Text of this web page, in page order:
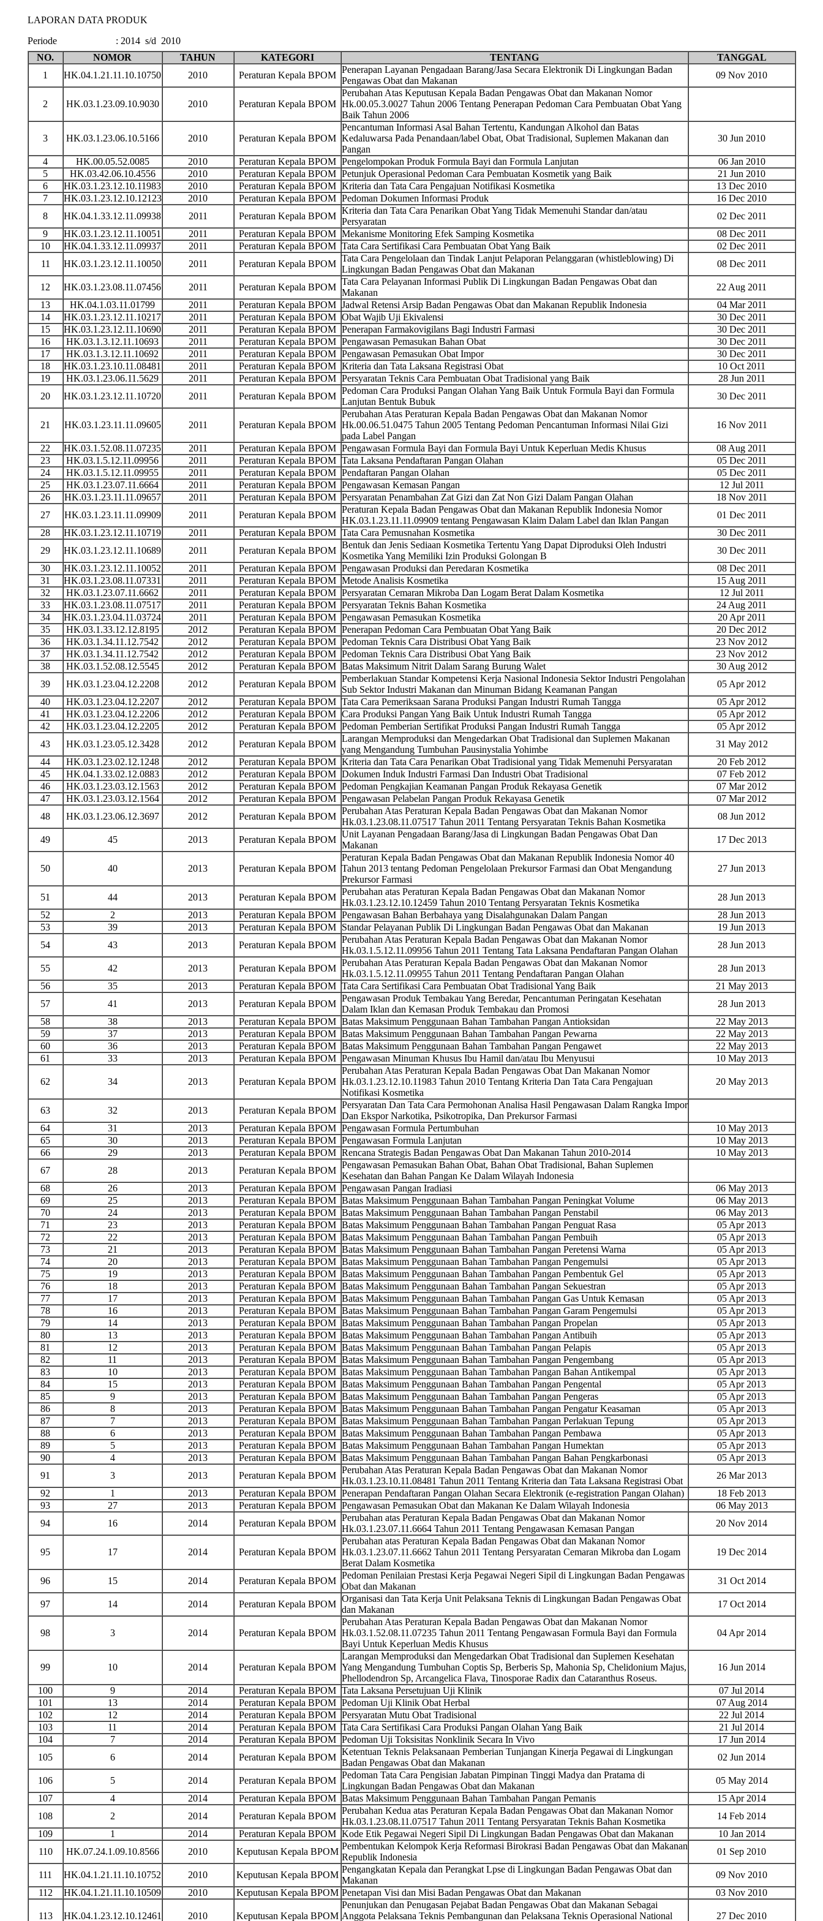
LAPORAN DATA PRODUK
Periode
: 2014 s/d 2010
NO.
NOMOR TAHUN KATEGORI TENTANG
TANGGAL
1
HK.04.1.21.11.10.10750 2010 Peraturan Kepala BPOM
Penerapan Layanan Pengadaan Barang/Jasa Secara Elektronik Di Lingkungan Badan
Pengawas Obat dan Makanan
09 Nov 2010
2 HK.03.1.23.09.10.9030 2010 Peraturan Kepala BPOM
Perubahan Atas Keputusan Kepala Badan Pengawas Obat dan Makanan Nomor
Hk.00.05.3.0027 Tahun 2006 Tentang Penerapan Pedoman Cara Pembuatan Obat Yang
Baik Tahun 2006
3 HK.03.1.23.06.10.5166 2010 Peraturan Kepala BPOM
Pencantuman Informasi Asal Bahan Tertentu, Kandungan Alkohol dan Batas
Kedaluwarsa Pada Penandaan/label Obat, Obat Tradisional, Suplemen Makanan dan
Pangan
30 Jun 2010
4 HK.00.05.52.0085 2010 Peraturan Kepala BPOM Pengelompokan Produk Formula Bayi dan Formula Lanjutan
06 Jan 2010
5
HK.03.42.06.10.4556 2010 Peraturan Kepala BPOM Petunjuk Operasional Pedoman Cara Pembuatan Kosmetik yang Baik
21 Jun 2010
6
HK.03.1.23.12.10.11983 2010 Peraturan Kepala BPOM Kriteria dan Tata Cara Pengajuan Notifikasi Kosmetika
13 Dec 2010
7
HK.03.1.23.12.10.12123 2010 Peraturan Kepala BPOM Pedoman Dokumen Informasi Produk
16 Dec 2010
8
HK.04.1.33.12.11.09938 2011 Peraturan Kepala BPOM
Kriteria dan Tata Cara Penarikan Obat Yang Tidak Memenuhi Standar dan/atau
Persyaratan
02 Dec 2011
9
HK.03.1.23.12.11.10051 2011 Peraturan Kepala BPOM Mekanisme Monitoring Efek Samping Kosmetika
08 Dec 2011
10
HK.04.1.33.12.11.09937 2011 Peraturan Kepala BPOM Tata Cara Sertifikasi Cara Pembuatan Obat Yang Baik
02 Dec 2011
11
HK.03.1.23.12.11.10050 2011 Peraturan Kepala BPOM
Tata Cara Pengelolaan dan Tindak Lanjut Pelaporan Pelanggaran (whistleblowing) Di
Lingkungan Badan Pengawas Obat dan Makanan
08 Dec 2011
12 HK.03.1.23.08.11.07456 2011 Peraturan Kepala BPOM
Tata Cara Pelayanan Informasi Publik Di Lingkungan Badan Pengawas Obat dan
Makanan
22 Aug 2011
13
HK.04.1.03.11.01799 2011 Peraturan Kepala BPOM Jadwal Retensi Arsip Badan Pengawas Obat dan Makanan Republik Indonesia
04 Mar 2011
14
HK.03.1.23.12.11.10217 2011 Peraturan Kepala BPOM Obat Wajib Uji Ekivalensi
30 Dec 2011
15
HK.03.1.23.12.11.10690 2011 Peraturan Kepala BPOM Penerapan Farmakovigilans Bagi Industri Farmasi
30 Dec 2011
16
HK.03.1.3.12.11.10693 2011 Peraturan Kepala BPOM Pengawasan Pemasukan Bahan Obat
30 Dec 2011
17
HK.03.1.3.12.11.10692 2011 Peraturan Kepala BPOM Pengawasan Pemasukan Obat Impor
30 Dec 2011
18
HK.03.1.23.10.11.08481 2011 Peraturan Kepala BPOM Kriteria dan Tata Laksana Registrasi Obat
10 Oct 2011
19
HK.03.1.23.06.11.5629 2011 Peraturan Kepala BPOM Persyaratan Teknis Cara Pembuatan Obat Tradisional yang Baik
28 Jun 2011
20
HK.03.1.23.12.11.10720 2011 Peraturan Kepala BPOM
Pedoman Cara Produksi Pangan Olahan Yang Baik Untuk Formula Bayi dan Formula
Lanjutan Bentuk Bubuk
30 Dec 2011
21 HK.03.1.23.11.11.09605 2011 Peraturan Kepala BPOM
Perubahan Atas Peraturan Kepala Badan Pengawas Obat dan Makanan Nomor
Hk.00.06.51.0475 Tahun 2005 Tentang Pedoman Pencantuman Informasi Nilai Gizi
pada Label Pangan
16 Nov 2011
22 HK.03.1.52.08.11.07235 2011 Peraturan Kepala BPOM Pengawasan Formula Bayi dan Formula Bayi Untuk Keperluan Medis Khusus
08 Aug 2011
23
HK.03.1.5.12.11.09956 2011 Peraturan Kepala BPOM Tata Laksana Pendaftaran Pangan Olahan
05 Dec 2011
24
HK.03.1.5.12.11.09955 2011 Peraturan Kepala BPOM Pendaftaran Pangan Olahan
05 Dec 2011
25
HK.03.1.23.07.11.6664 2011 Peraturan Kepala BPOM Pengawasan Kemasan Pangan
12 Jul 2011
26
HK.03.1.23.11.11.09657 2011 Peraturan Kepala BPOM Persyaratan Penambahan Zat Gizi dan Zat Non Gizi Dalam Pangan Olahan
18 Nov 2011
27
HK.03.1.23.11.11.09909 2011 Peraturan Kepala BPOM
Peraturan Kepala Badan Pengawas Obat dan Makanan Republik Indonesia Nomor
HK.03.1.23.11.11.09909 tentang Pengawasan Klaim Dalam Label dan Iklan Pangan
01 Dec 2011
28
HK.03.1.23.12.11.10719 2011 Peraturan Kepala BPOM Tata Cara Pemusnahan Kosmetika
30 Dec 2011
29
HK.03.1.23.12.11.10689 2011 Peraturan Kepala BPOM
Bentuk dan Jenis Sediaan Kosmetika Tertentu Yang Dapat Diproduksi Oleh Industri
Kosmetika Yang Memiliki Izin Produksi Golongan B
30 Dec 2011
30
HK.03.1.23.12.11.10052 2011 Peraturan Kepala BPOM Pengawasan Produksi dan Peredaran Kosmetika
08 Dec 2011
31
HK.03.1.23.08.11.07331 2011 Peraturan Kepala BPOM Metode Analisis Kosmetika
15 Aug 2011
32
HK.03.1.23.07.11.6662 2011 Peraturan Kepala BPOM Persyaratan Cemaran Mikroba Dan Logam Berat Dalam Kosmetika
12 Jul 2011
33
HK.03.1.23.08.11.07517 2011 Peraturan Kepala BPOM Persyaratan Teknis Bahan Kosmetika
24 Aug 2011
34
HK.03.1.23.04.11.03724 2011 Peraturan Kepala BPOM Pengawasan Pemasukan Kosmetika
20 Apr 2011
35
HK.03.1.33.12.12.8195 2012 Peraturan Kepala BPOM Penerapan Pedoman Cara Pembuatan Obat Yang Baik
20 Dec 2012
36
HK.03.1.34.11.12.7542 2012 Peraturan Kepala BPOM Pedoman Teknis Cara Distribusi Obat Yang Baik
23 Nov 2012
37
HK.03.1.34.11.12.7542 2012 Peraturan Kepala BPOM Pedoman Teknis Cara Distribusi Obat Yang Baik
23 Nov 2012
38
HK.03.1.52.08.12.5545 2012 Peraturan Kepala BPOM Batas Maksimum Nitrit Dalam Sarang Burung Walet
30 Aug 2012
39
HK.03.1.23.04.12.2208 2012 Peraturan Kepala BPOM
Pemberlakuan Standar Kompetensi Kerja Nasional Indonesia Sektor Industri Pengolahan
Sub Sektor Industri Makanan dan Minuman Bidang Keamanan Pangan
05 Apr 2012
40
HK.03.1.23.04.12.2207 2012 Peraturan Kepala BPOM Tata Cara Pemeriksaan Sarana Produksi Pangan Industri Rumah Tangga
05 Apr 2012
41
HK.03.1.23.04.12.2206 2012 Peraturan Kepala BPOM Cara Produksi Pangan Yang Baik Untuk Industri Rumah Tangga
05 Apr 2012
42
HK.03.1.23.04.12.2205 2012 Peraturan Kepala BPOM Pedoman Pemberian Sertifikat Produksi Pangan Industri Rumah Tangga
05 Apr 2012
43
HK.03.1.23.05.12.3428 2012 Peraturan Kepala BPOM
Larangan Memproduksi dan Mengedarkan Obat Tradisional dan Suplemen Makanan
yang Mengandung Tumbuhan Pausinystalia Yohimbe
31 May 2012
44
HK.03.1.23.02.12.1248 2012 Peraturan Kepala BPOM Kriteria dan Tata Cara Penarikan Obat Tradisional yang Tidak Memenuhi Persyaratan
20 Feb 2012
45
HK.04.1.33.02.12.0883 2012 Peraturan Kepala BPOM Dokumen Induk Industri Farmasi Dan Industri Obat Tradisional
07 Feb 2012
46
HK.03.1.23.03.12.1563 2012 Peraturan Kepala BPOM Pedoman Pengkajian Keamanan Pangan Produk Rekayasa Genetik
07 Mar 2012
47
HK.03.1.23.03.12.1564 2012 Peraturan Kepala BPOM Pengawasan Pelabelan Pangan Produk Rekayasa Genetik
07 Mar 2012
48
HK.03.1.23.06.12.3697 2012 Peraturan Kepala BPOM
Perubahan Atas Peraturan Kepala Badan Pengawas Obat dan Makanan Nomor
Hk.03.1.23.08.11.07517 Tahun 2011 Tentang Persyaratan Teknis Bahan Kosmetika
08 Jun 2012
49 45 2013 Peraturan Kepala BPOM
Unit Layanan Pengadaan Barang/Jasa di Lingkungan Badan Pengawas Obat Dan
Makanan
17 Dec 2013
50 40 2013 Peraturan Kepala BPOM
Peraturan Kepala Badan Pengawas Obat dan Makanan Republik Indonesia Nomor 40
Tahun 2013 tentang Pedoman Pengelolaan Prekursor Farmasi dan Obat Mengandung
Prekursor Farmasi
27 Jun 2013
51 44 2013 Peraturan Kepala BPOM
Perubahan atas Peraturan Kepala Badan Pengawas Obat dan Makanan Nomor
Hk.03.1.23.12.10.12459 Tahun 2010 Tentang Persyaratan Teknis Kosmetika
28 Jun 2013
52
2 2013 Peraturan Kepala BPOM Pengawasan Bahan Berbahaya yang Disalahgunakan Dalam Pangan
28 Jun 2013
53
39 2013 Peraturan Kepala BPOM Standar Pelayanan Publik Di Lingkungan Badan Pengawas Obat dan Makanan
19 Jun 2013
54
43 2013 Peraturan Kepala BPOM
Perubahan Atas Peraturan Kepala Badan Pengawas Obat dan Makanan Nomor
Hk.03.1.5.12.11.09956 Tahun 2011 Tentang Tata Laksana Pendaftaran Pangan Olahan
28 Jun 2013
55 42 2013 Peraturan Kepala BPOM
Perubahan Atas Peraturan Kepala Badan Pengawas Obat dan Makanan Nomor
Hk.03.1.5.12.11.09955 Tahun 2011 Tentang Pendaftaran Pangan Olahan
28 Jun 2013
56
35 2013 Peraturan Kepala BPOM Tata Cara Sertifikasi Cara Pembuatan Obat Tradisional Yang Baik
21 May 2013
57
41 2013 Peraturan Kepala BPOM
Pengawasan Produk Tembakau Yang Beredar, Pencantuman Peringatan Kesehatan
Dalam Iklan dan Kemasan Produk Tembakau dan Promosi
28 Jun 2013
58
38 2013 Peraturan Kepala BPOM Batas Maksimum Penggunaan Bahan Tambahan Pangan Antioksidan
22 May 2013
59
37 2013 Peraturan Kepala BPOM Batas Maksimum Penggunaan Bahan Tambahan Pangan Pewarna
22 May 2013
60
36 2013 Peraturan Kepala BPOM Batas Maksimum Penggunaan Bahan Tambahan Pangan Pengawet
22 May 2013
61
33 2013 Peraturan Kepala BPOM Pengawasan Minuman Khusus Ibu Hamil dan/atau Ibu Menyusui 10 May 2013
62 34 2013 Peraturan Kepala BPOM
Perubahan Atas Peraturan Kepala Badan Pengawas Obat Dan Makanan Nomor
Hk.03.1.23.12.10.11983 Tahun 2010 Tentang Kriteria Dan Tata Cara Pengajuan
Notifikasi Kosmetika
20 May 2013
63 32 2013 Peraturan Kepala BPOM
Persyaratan Dan Tata Cara Permohonan Analisa Hasil Pengawasan Dalam Rangka Impor
Dan Ekspor Narkotika, Psikotropika, Dan Prekursor Farmasi
64
31 2013 Peraturan Kepala BPOM Pengawasan Formula Pertumbuhan
10 May 2013
65
30 2013 Peraturan Kepala BPOM Pengawasan Formula Lanjutan
10 May 2013
66
29 2013 Peraturan Kepala BPOM Rencana Strategis Badan Pengawas Obat Dan Makanan Tahun 2010-2014
10 May 2013
67
28 2013 Peraturan Kepala BPOM
Pengawasan Pemasukan Bahan Obat, Bahan Obat Tradisional, Bahan Suplemen
Kesehatan dan Bahan Pangan Ke Dalam Wilayah Indonesia
68
26 2013 Peraturan Kepala BPOM Pengawasan Pangan Iradiasi
06 May 2013
69
25 2013 Peraturan Kepala BPOM Batas Maksimum Penggunaan Bahan Tambahan Pangan Peningkat Volume
06 May 2013
70
24 2013 Peraturan Kepala BPOM Batas Maksimum Penggunaan Bahan Tambahan Pangan Penstabil
06 May 2013
71
23 2013 Peraturan Kepala BPOM Batas Maksimum Penggunaan Bahan Tambahan Pangan Penguat Rasa
05 Apr 2013
72
22 2013 Peraturan Kepala BPOM Batas Maksimum Penggunaan Bahan Tambahan Pangan Pembuih
05 Apr 2013
73
21 2013 Peraturan Kepala BPOM Batas Maksimum Penggunaan Bahan Tambahan Pangan Peretensi Warna
05 Apr 2013
74
20 2013 Peraturan Kepala BPOM Batas Maksimum Penggunaan Bahan Tambahan Pangan Pengemulsi
05 Apr 2013
75
19 2013 Peraturan Kepala BPOM Batas Maksimum Penggunaan Bahan Tambahan Pangan Pembentuk Gel
05 Apr 2013
76
18 2013 Peraturan Kepala BPOM Batas Maksimum Penggunaan Bahan Tambahan Pangan Sekuestran
05 Apr 2013
77
17 2013 Peraturan Kepala BPOM Batas Maksimum Penggunaan Bahan Tambahan Pangan Gas Untuk Kemasan
05 Apr 2013
78
16 2013 Peraturan Kepala BPOM Batas Maksimum Penggunaan Bahan Tambahan Pangan Garam Pengemulsi
05 Apr 2013
79
14 2013 Peraturan Kepala BPOM Batas Maksimum Penggunaan Bahan Tambahan Pangan Propelan
05 Apr 2013
80
13 2013 Peraturan Kepala BPOM Batas Maksimum Penggunaan Bahan Tambahan Pangan Antibuih
05 Apr 2013
81
12 2013 Peraturan Kepala BPOM Batas Maksimum Penggunaan Bahan Tambahan Pangan Pelapis
05 Apr 2013
82
11 2013 Peraturan Kepala BPOM Batas Maksimum Penggunaan Bahan Tambahan Pangan Pengembang
05 Apr 2013
83
10 2013 Peraturan Kepala BPOM Batas Maksimum Penggunaan Bahan Tambahan Pangan Bahan Antikempal
05 Apr 2013
84
15 2013 Peraturan Kepala BPOM Batas Maksimum Penggunaan Bahan Tambahan Pangan Pengental
05 Apr 2013
85
9 2013 Peraturan Kepala BPOM Batas Maksimum Penggunaan Bahan Tambahan Pangan Pengeras
05 Apr 2013
86
8 2013 Peraturan Kepala BPOM Batas Maksimum Penggunaan Bahan Tambahan Pangan Pengatur Keasaman
05 Apr 2013
87
7 2013 Peraturan Kepala BPOM Batas Maksimum Penggunaan Bahan Tambahan Pangan Perlakuan Tepung
05 Apr 2013
88
6 2013 Peraturan Kepala BPOM Batas Maksimum Penggunaan Bahan Tambahan Pangan Pembawa
05 Apr 2013
89
5 2013 Peraturan Kepala BPOM Batas Maksimum Penggunaan Bahan Tambahan Pangan Humektan
05 Apr 2013
90
4 2013 Peraturan Kepala BPOM Batas Maksimum Penggunaan Bahan Tambahan Pangan Bahan Pengkarbonasi
05 Apr 2013
91
3 2013 Peraturan Kepala BPOM
Perubahan Atas Peraturan Kepala Badan Pengawas Obat dan Makanan Nomor
Hk.03.1.23.10.11.08481 Tahun 2011 Tentang Kriteria dan Tata Laksana Registrasi Obat
26 Mar 2013
92
1 2013 Peraturan Kepala BPOM Penerapan Pendaftaran Pangan Olahan Secara Elektronik (e-registration Pangan Olahan)
18 Feb 2013
93
27 2013 Peraturan Kepala BPOM Pengawasan Pemasukan Obat dan Makanan Ke Dalam Wilayah Indonesia
06 May 2013
94
16 2014 Peraturan Kepala BPOM
Perubahan atas Peraturan Kepala Badan Pengawas Obat dan Makanan Nomor
Hk.03.1.23.07.11.6664 Tahun 2011 Tentang Pengawasan Kemasan Pangan
20 Nov 2014
95 17 2014 Peraturan Kepala BPOM
Perubahan atas Peraturan Kepala Badan Pengawas Obat dan Makanan Nomor
Hk.03.1.23.07.11.6662 Tahun 2011 Tentang Persyaratan Cemaran Mikroba dan Logam
Berat Dalam Kosmetika
19 Dec 2014
96 15 2014 Peraturan Kepala BPOM
Pedoman Penilaian Prestasi Kerja Pegawai Negeri Sipil di Lingkungan Badan Pengawas
Obat dan Makanan
31 Oct 2014
97 14 2014 Peraturan Kepala BPOM
Organisasi dan Tata Kerja Unit Pelaksana Teknis di Lingkungan Badan Pengawas Obat
dan Makanan
17 Oct 2014
98 3 2014 Peraturan Kepala BPOM
Perubahan Atas Peraturan Kepala Badan Pengawas Obat dan Makanan Nomor
Hk.03.1.52.08.11.07235 Tahun 2011 Tentang Pengawasan Formula Bayi dan Formula
Bayi Untuk Keperluan Medis Khusus
04 Apr 2014
99 10 2014 Peraturan Kepala BPOM
Larangan Memproduksi dan Mengedarkan Obat Tradisional dan Suplemen Kesehatan
Yang Mengandung Tumbuhan Coptis Sp, Berberis Sp, Mahonia Sp, Chelidonium Majus,
Phellodendron Sp, Arcangelica Flava, Tinosporae Radix dan Cataranthus Roseus.
16 Jun 2014
100 9 2014 Peraturan Kepala BPOM Tata Laksana Persetujuan Uji Klinik
07 Jul 2014
101
13 2014 Peraturan Kepala BPOM Pedoman Uji Klinik Obat Herbal
07 Aug 2014
102
12 2014 Peraturan Kepala BPOM Persyaratan Mutu Obat Tradisional
22 Jul 2014
103
11 2014 Peraturan Kepala BPOM Tata Cara Sertifikasi Cara Produksi Pangan Olahan Yang Baik
21 Jul 2014
104
7 2014 Peraturan Kepala BPOM Pedoman Uji Toksisitas Nonklinik Secara In Vivo
17 Jun 2014
105
6 2014 Peraturan Kepala BPOM
Ketentuan Teknis Pelaksanaan Pemberian Tunjangan Kinerja Pegawai di Lingkungan
Badan Pengawas Obat dan Makanan
02 Jun 2014
106 5 2014 Peraturan Kepala BPOM
Pedoman Tata Cara Pengisian Jabatan Pimpinan Tinggi Madya dan Pratama di
Lingkungan Badan Pengawas Obat dan Makanan
05 May 2014
107
4 2014 Peraturan Kepala BPOM Batas Maksimum Penggunaan Bahan Tambahan Pangan Pemanis
15 Apr 2014
108
2 2014 Peraturan Kepala BPOM
Perubahan Kedua atas Peraturan Kepala Badan Pengawas Obat dan Makanan Nomor
Hk.03.1.23.08.11.07517 Tahun 2011 Tentang Persyaratan Teknis Bahan Kosmetika
14 Feb 2014
109
1 2014 Peraturan Kepala BPOM Kode Etik Pegawai Negeri Sipil Di Lingkungan Badan Pengawas Obat dan Makanan
10 Jan 2014
110
HK.07.24.1.09.10.8566 2010 Keputusan Kepala BPOM
Pembentukan Kelompok Kerja Reformasi Birokrasi Badan Pengawas Obat dan Makanan
Republik Indonesia
01 Sep 2010
111 HK.04.1.21.11.10.10752 2010 Keputusan Kepala BPOM
Pengangkatan Kepala dan Perangkat Lpse di Lingkungan Badan Pengawas Obat dan
Makanan
09 Nov 2010
112
HK.04.1.21.11.10.10509 2010 Keputusan Kepala BPOM Penetapan Visi dan Misi Badan Pengawas Obat dan Makanan 03 Nov 2010
113 HK.04.1.23.12.10.12461 2010 Keputusan Kepala BPOM
Penunjukan dan Penugasan Pejabat Badan Pengawas Obat dan Makanan Sebagai
Anggota Pelaksana Teknis Pembangunan dan Pelaksana Teknis Operasional National
27 Dec 2010